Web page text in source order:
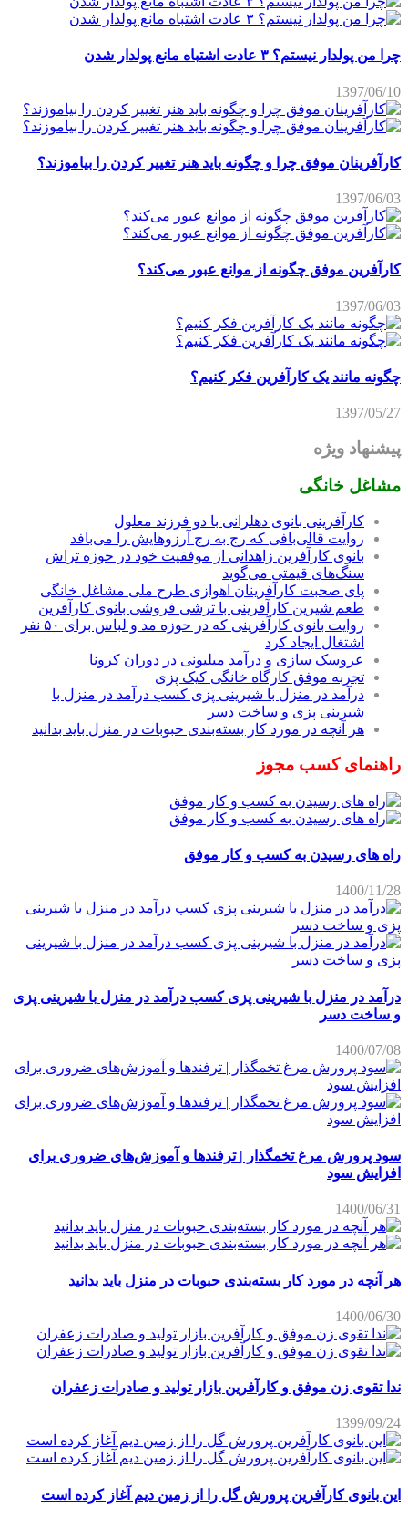
چرا من پولدار نیستم؟ ۳ عادت اشتباه مانع پولدار شدن
1397/06/10
کارآفرینان موفق چرا و چگونه باید هنر تغییر کردن را بیاموزند؟
1397/06/03
کارآفرین موفق چگونه از موانع عبور می‌کند؟
1397/06/03
چگونه مانند یک کارآفرین فکر کنیم؟
1397/05/27
پیشنهاد ویژه
مشاغل خانگی
کارآفرینی بانوی دهلرانی با دو فرزند معلول
روایت قالی‌بافی که رج به رج آرزوهایش را می‌بافد
بانوی کارآفرین زاهدانی از موفقیت خود در حوزه تراش
سنگ‌های قیمتی می‌گوید
پای صحبت کارآفرینان اهوازی طرح ملی مشاغل خانگی
طعم شیرین کارآفرینی با ترشی فروشی بانوی کارآفرین
روایت بانوی کارآفرینی که در حوزه مد و لباس برای ۵۰ نفر
اشتغال ایجاد کرد
عروسک سازی و درآمد میلیونی در دوران کرونا
تجربه موفق کارگاه خانگی کیک پزی
درآمد در منزل با شیرینی پزی کسب درآمد در منزل با
شیرینی پزی و ساخت دسر
هر آنچه در مورد کار بسته‌بندی حبوبات در منزل باید بدانید
راهنمای کسب مجوز
راه های رسیدن به کسب و کار موفق
1400/11/28
درآمد در منزل با شیرینی پزی کسب درآمد در منزل با شیرینی پزی
و ساخت دسر
1400/07/08
سود پرورش مرغ تخمگذار | ترفندها و آموزش‌های ضروری برای
افزایش سود
1400/06/31
هر آنچه در مورد کار بسته‌بندی حبوبات در منزل باید بدانید
1400/06/30
ندا تقوی زن موفق و کارآفرین بازار تولید و صادرات زعفران
1399/09/24
این بانوی کارآفرین پرورش گل را از زمین دیم آغاز کرده است